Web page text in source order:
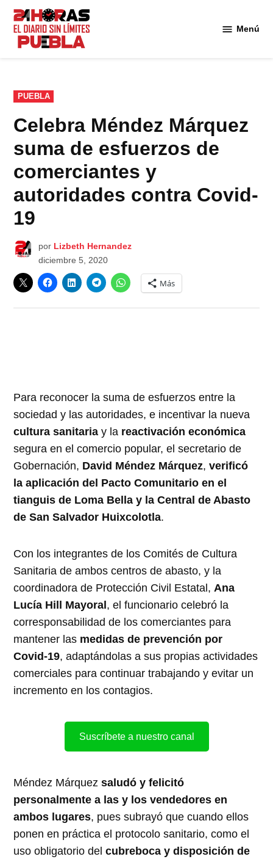
Saltar
contenido
Menú
PUBLICADO
EN
PUEBLA
Celebra Méndez Márquez
suma de esfuerzos de
comerciantes y
autoridades contra Covid-
19
por Lizbeth Hernandez
diciembre 5, 2020
Más
Para reconocer la suma de esfuerzos entre la
sociedad y las autoridades, e incentivar la nueva
cultura sanitariay la reactivación económica
segura en el comercio popular, el secretario de
Gobernación, David Méndez Márquez,verificó
la aplicación del Pacto Comunitario en el
tianguis de Loma Bella y la Central de Abasto
de San Salvador Huixcolotla.
Con los integrantes de los Comités de Cultura
Sanitaria de ambos centros de abasto, y la
coordinadora de Protección Civil Estatal,Ana
Lucía Hill Mayoral , el funcionario celebró la
corresponsabilidad de los comerciantes para
mantener las medidas de prevención por
Covid-19, adaptándolas a sus propias actividades
comerciales para continuar trabajando y evitar un
incremento en los contagios.
Suscríbete a nuestro canal
Méndez Márquezsaludó y felicitó
personalmente a las y los vendedores en
ambos lugares, pues subrayó que cuando ellos
ponen en práctica el protocolo sanitario, como el
uso obligatorio delcubreboca y disposición de